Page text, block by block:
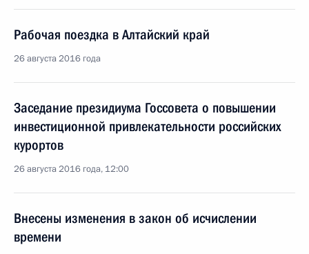
Рабочая поездка в Алтайский край
26 августа 2016 года
Заседание президиума Госсовета о повышении
инвестиционной привлекательности российских
курортов
26 августа 2016 года, 12:00
Внесены изменения в закон об исчислении
времени